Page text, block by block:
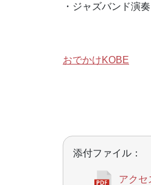
・ジャズバンド演
おでかけKOBE
添付ファイル：
アクセ